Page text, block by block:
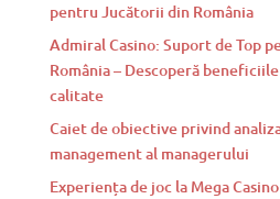
pentru Jucătorii din România
Admiral Casino: Suport de Top
România – Descoperă
calitate
Caiet de obiective privind
management al managerului
Experiența de joc la Mega